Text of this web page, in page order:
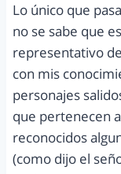
Lo único que
no se sabe que
representativo
con mis
personajes
que pertenecen
reconocidos
(como dijo el